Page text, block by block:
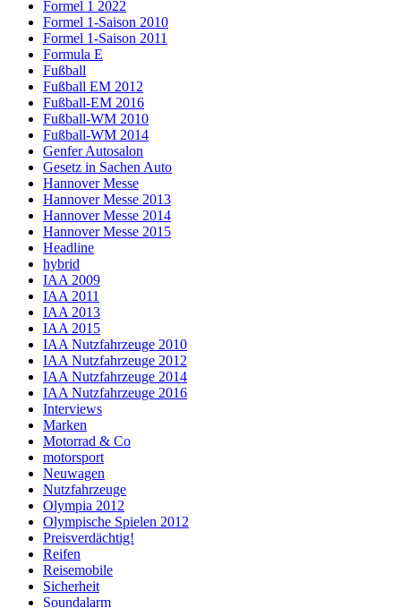
Formel 1 2022
Formel 1-Saison 2010
Formel 1-Saison 2011
Formula E
Fußball
Fußball EM 2012
Fußball-EM 2016
Fußball-WM 2010
Fußball-WM 2014
Genfer Autosalon
Gesetz in Sachen Auto
Hannover Messe
Hannover Messe 2013
Hannover Messe 2014
Hannover Messe 2015
Headline
hybrid
IAA 2009
IAA 2011
IAA 2013
IAA 2015
IAA Nutzfahrzeuge 2010
IAA Nutzfahrzeuge 2012
IAA Nutzfahrzeuge 2014
IAA Nutzfahrzeuge 2016
Interviews
Marken
Motorrad & Co
motorsport
Neuwagen
Nutzfahrzeuge
Olympia 2012
Olympische Spielen 2012
Preisverdächtig!
Reifen
Reisemobile
Sicherheit
Soundalarm